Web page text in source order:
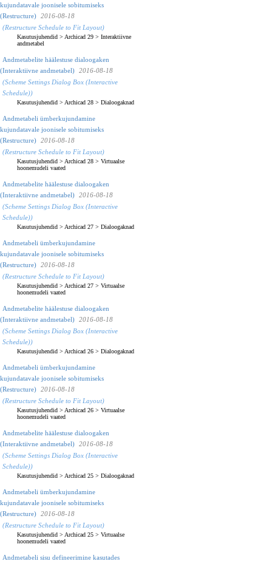
kujundatavale joonisele sobitumiseks
(Restructure)
2016-08-18
(Restructure Schedule to Fit Layout)
Kasutusjuhendid > Archicad 29 > Interaktiivne
andmetabel
Andmetabelite häälestuse dialoogaken
(Interaktiivne andmetabel)
2016-08-18
(Scheme Settings Dialog Box (Interactive
Schedule))
Kasutusjuhendid > Archicad 28 > Dialoogaknad
Andmetabeli ümberkujundamine
kujundatavale joonisele sobitumiseks
(Restructure)
2016-08-18
(Restructure Schedule to Fit Layout)
Kasutusjuhendid > Archicad 28 > Virtuaalse
hoonemudeli vaated
Andmetabelite häälestuse dialoogaken
(Interaktiivne andmetabel)
2016-08-18
(Scheme Settings Dialog Box (Interactive
Schedule))
Kasutusjuhendid > Archicad 27 > Dialoogaknad
Andmetabeli ümberkujundamine
kujundatavale joonisele sobitumiseks
(Restructure)
2016-08-18
(Restructure Schedule to Fit Layout)
Kasutusjuhendid > Archicad 27 > Virtuaalse
hoonemudeli vaated
Andmetabelite häälestuse dialoogaken
(Interaktiivne andmetabel)
2016-08-18
(Scheme Settings Dialog Box (Interactive
Schedule))
Kasutusjuhendid > Archicad 26 > Dialoogaknad
Andmetabeli ümberkujundamine
kujundatavale joonisele sobitumiseks
(Restructure)
2016-08-18
(Restructure Schedule to Fit Layout)
Kasutusjuhendid > Archicad 26 > Virtuaalse
hoonemudeli vaated
Andmetabelite häälestuse dialoogaken
(Interaktiivne andmetabel)
2016-08-18
(Scheme Settings Dialog Box (Interactive
Schedule))
Kasutusjuhendid > Archicad 25 > Dialoogaknad
Andmetabeli ümberkujundamine
kujundatavale joonisele sobitumiseks
(Restructure)
2016-08-18
(Restructure Schedule to Fit Layout)
Kasutusjuhendid > Archicad 25 > Virtuaalse
hoonemudeli vaated
Andmetabeli sisu defineerimine kasutades